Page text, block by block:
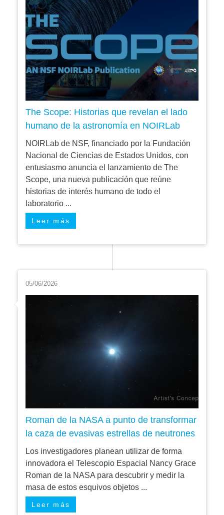
The Scope: Historias que revelan el lado
humano de la astronomía en NOIRLab
NOIRLab de NSF, financiado por la Fundación
Nacional de Ciencias de Estados Unidos, con
entusiasmo anuncia el lanzamiento de The
Scope, una nueva publicación que reúne
historias de interés humano de todo el
laboratorio ...
Leer más
05/06/2026
Roman de la NASA a punto de transformar
la caza de evasivas estrellas de neutrones
Los investigadores planean utilizar de forma
innovadora el Telescopio Espacial Nancy Grace
Roman de la NASA para descubrir y medir la
masa de estos esquivos objetos ...
Leer más